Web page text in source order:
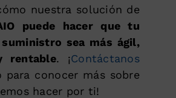
nuestra solución de
puede hacer que tu
suministro sea más ágil,
rentable. ¡Contáctanos
para conocer más sobre
hacer por ti!